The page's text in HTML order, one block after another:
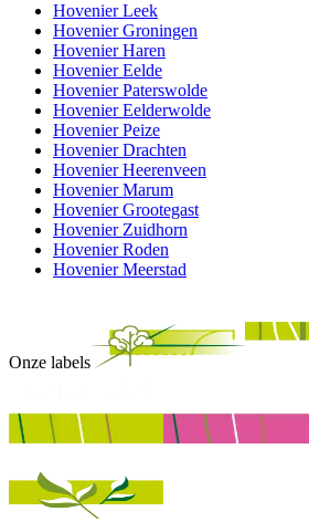
Hovenier Leek
Hovenier Groningen
Hovenier Haren
Hovenier Eelde
Hovenier Paterswolde
Hovenier Eelderwolde
Hovenier Peize
Hovenier Drachten
Hovenier Heerenveen
Hovenier Marum
Hovenier Grootegast
Hovenier Zuidhorn
Hovenier Roden
Hovenier Meerstad
Onze labels